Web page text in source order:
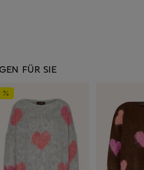
FÜR SIE